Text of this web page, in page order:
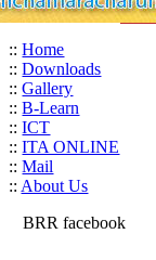
:: Home
:: Downloads
:: Gallery
:: B-Learn
:: ICT
:: ITA ONLINE
:: Mail
:: About Us
BRR facebook